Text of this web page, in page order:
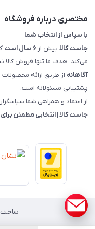
مختصری درباره فروشگاه
با سپاس از انتخاب شما
جاست کالا بیش از ۶ سال است
می‌کند. هدف ما تنها فروش کالا
آگاهانه از طریق ارائه
پشتیبانی مسئولانه است.
از اعتماد و همراهی شما
جاست کالا | انتخابی مطمئن